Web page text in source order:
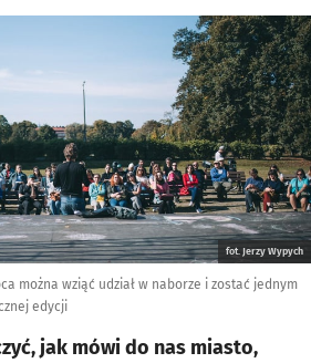
fot. Jerzy Wypych
można wziąć udział w naborze i zostać jednym
edycji
jak mówi do nas miasto,